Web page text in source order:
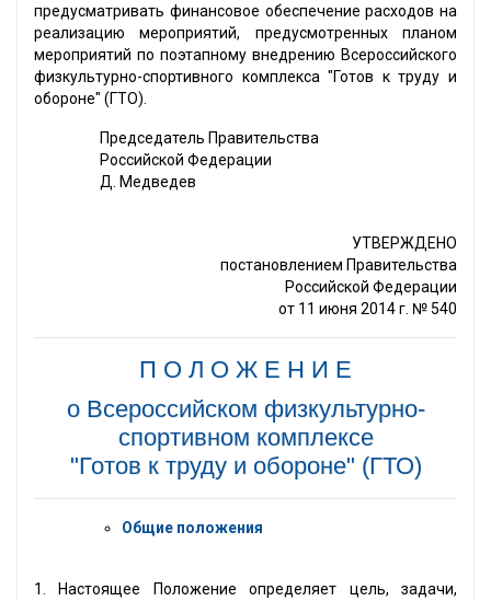
предусматривать финансовое обеспечение расходов на
реализацию мероприятий, предусмотренных планом
мероприятий по поэтапному внедрению Всероссийского
физкультурно-спортивного комплекса "Готов к труду и
обороне" (ГТО).
Председатель Правительства
Российской Федерации
Д. Медведев
УТВЕРЖДЕНО
постановлением Правительства
Российской Федерации
от 11 июня 2014 г. № 540
П О Л О Ж Е Н И Е
о Всероссийском физкультурно-
спортивном комплексе
"Готов к труду и обороне" (ГТО)
Общие положения
1. Настоящее Положение определяет цель, задачи,